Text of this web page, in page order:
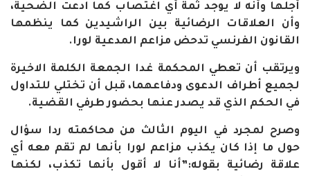
أجلها وأنه لا يوجد ثمة أي اغتصاب كما ادعت الضحية،
وأن العلاقات الرضائية بين الراشيدين كما ينظمها
القانون الفرنسي تدحض مزاعم المدعية لورا.
ويرتقب أن تعطي المحكمة غدا الجمعة الكلمة الاخيرة
لجميع أطراف الدعوى ودفاعهما، قبل أن تختلي للتداول
في الحكم الذي قد يصدر عنها بحضور طرفي القضية.
وصرح لمجرد في اليوم الثالث من محاكمته ردا سؤال
حول ما إذا كان يكذب مزاعم لورا بأنها لم تقم معه أي
علاقة رضائية بقوله:”أنا لا أقول بأنها تكذب، لكنها